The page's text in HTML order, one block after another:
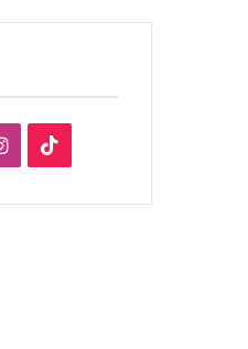
Instagram